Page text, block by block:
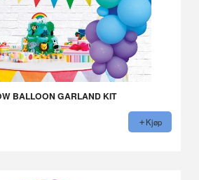
BALLOON GARLAND KIT
Kjøp